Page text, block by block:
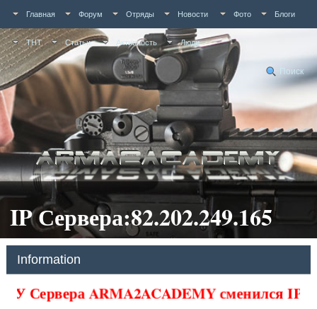
Главная Форум Отряды Новости Фото Блоги
ТНТ Статьи Активность Люди
Поиск
IP Сервера:82.202.249.165
Information
У Сервера ARMA2ACADEMY сменился IP